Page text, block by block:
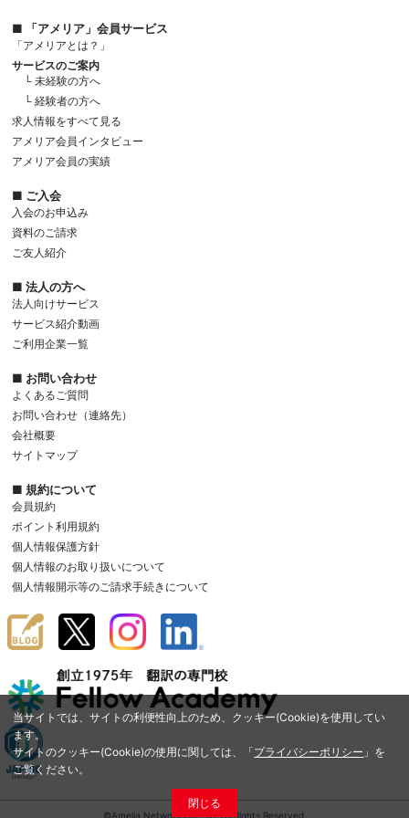
当サイトでは、サイトの利便性向上のため、クッキー(Cookie)を使用してい
ます。
サイトのクッキー(Cookie)の使用に関しては、「プライバシーポリシー 」を
ご覧ください。
閉じる
■ 「アメリア」会員サービス
「アメリアとは？」
サービスのご案内
└ 未経験の方へ
└ 経験者の方へ
求人情報をすべて見る
アメリア会員インタビュー
アメリア会員の実績
■ ご入会
入会のお申込み
資料のご請求
ご友人紹介
■ 法人の方へ
法人向けサービス
サービス紹介動画
ご利用企業一覧
■ お問い合わせ
よくあるご質問
お問い合わせ（連絡先）
会社概要
サイトマップ
■ 規約について
会員規約
ポイント利用規約
個人情報保護方針
個人情報のお取り扱いについて
個人情報開示等のご請求手続きについて
©Amelia Network Co.,Ltd. All Rights Reserved.